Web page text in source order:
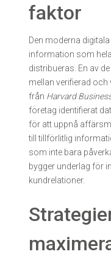
faktor
Den moderna
information som
distribueras. En av
mellan verifierad och
från Harvard
företag identifierat
för att uppnå
till tillförlitlig
som inte bara
bygger underlag för
kundrelationer.